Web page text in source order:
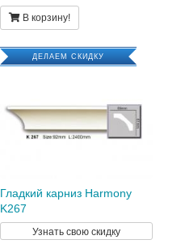
В корзину!
ДЕЛАЕМ СКИДКУ
Гладкий карниз Harmony
K267
Узнать свою скидку